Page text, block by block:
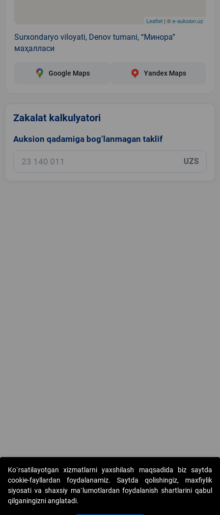
Leaflet | ©e-auksion.uz
Surxondaryo viloyati, Denov tumani, “Минора”
маҳалласи
Google Maps Yandex Maps
Zakalat kalkulyatori
Auksion qadamiga bog‘lanmagan taklif
UZS
Copyright © 2017-2026. "Elektron onlayn-auksionlarni
Ko`rsatilayotgan xizmatlarni yaxshilash maqsadida biz saytda
cookie-fayllardan foydalanamiz. Saytda qolishingiz, maxfiylik
siyosati va shaxsiy ma`lumotlardan foydalanish shartlarini qabul
qilganingizni anglatadi.